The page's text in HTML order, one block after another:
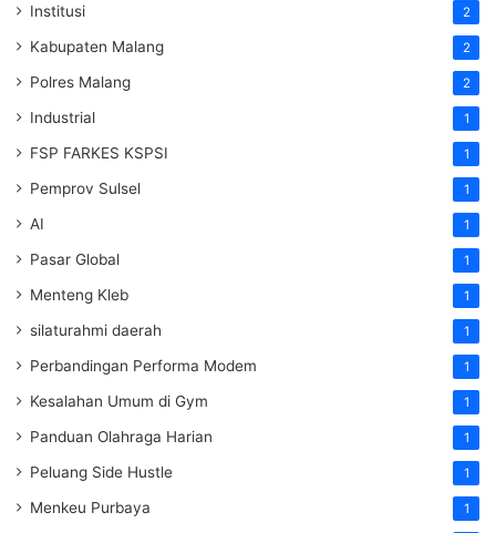
Institusi 2
Kabupaten Malang 2
Polres Malang 2
Industrial 1
FSP FARKES KSPSI 1
Pemprov Sulsel 1
AI 1
Pasar Global 1
Menteng Kleb 1
silaturahmi daerah 1
Perbandingan Performa Modem 1
Kesalahan Umum di Gym 1
Panduan Olahraga Harian 1
Peluang Side Hustle 1
Menkeu Purbaya 1